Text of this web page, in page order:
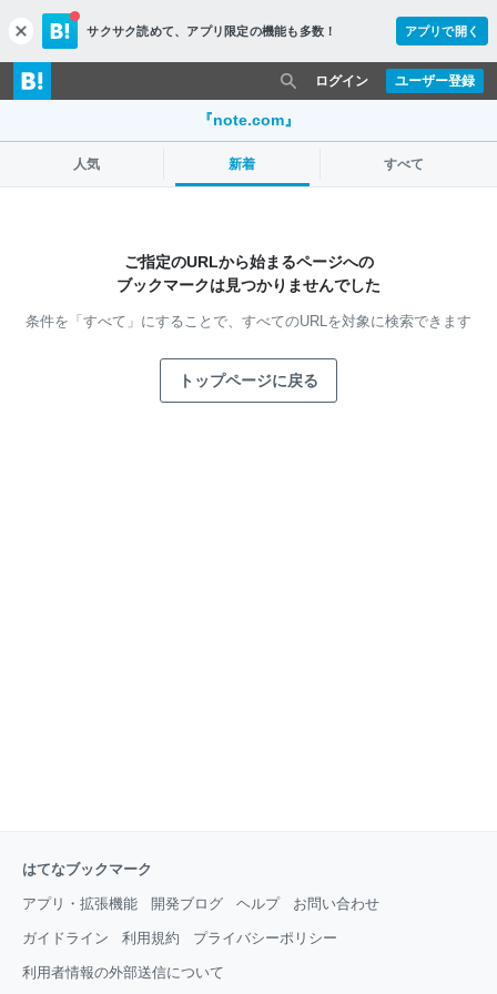
c
l
o
s
サクサク読めて、 アプリ限定の機能も多数！ アプリで開く
ユーザー登録
ログイン
『note.com』
人気 新着 すべて
ご指定のURLから始まるページへの
ブックマークは見つかりませんでした
条件を「すべて」にすることで、 すべてのURLを対象に検索できます
トップページに戻る
はてなブックマーク
アプリ・拡張機能 開発ブログ ヘルプ お問い合わせ
ガイドライン 利用規約 プライバシーポリシー
利用者情報の外部送信について